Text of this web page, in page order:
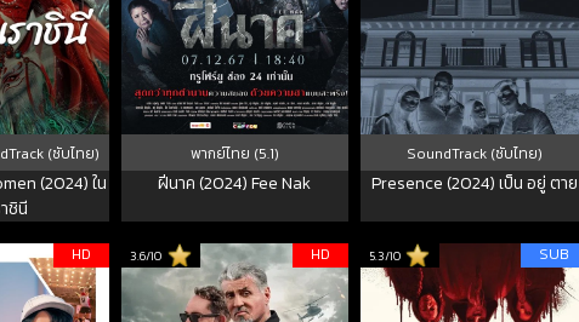
(ซับไทย)
(2024) ใน
ชินี
พากย์ไทย (5.1)
ฝีนาค (2024) Fee Nak
SoundTrack (ซับไทย)
Presence (2024) เป็น อยู่ ตาย
HD 3.6/10 HD 5.3/10 SUB